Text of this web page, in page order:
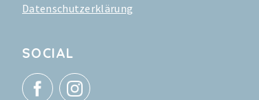
Datenschutzerklärung
SOCIAL